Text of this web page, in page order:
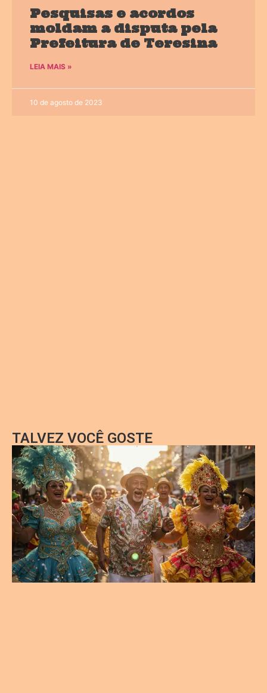
Pesquisas e acordos
moldam a disputa pela
Prefeitura de Teresina
LEIA MAIS »
10 de agosto de 2023
TALVEZ VOCÊ GOSTE